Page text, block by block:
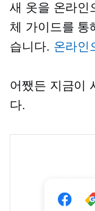
새 옷을 온라인
체 가이드를 통
습니다. 온라인
어쨌든 지금이
다.